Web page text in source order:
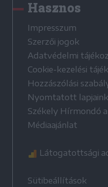
Hasznos
Impresszum
Szerzői jogok
Adatvédelmi
Cookie-kezelési
Hozzászólási
Nyomtatott
Székely Hírmondó
Médiaajánlat
Látogatottsági
Sütibeállítások